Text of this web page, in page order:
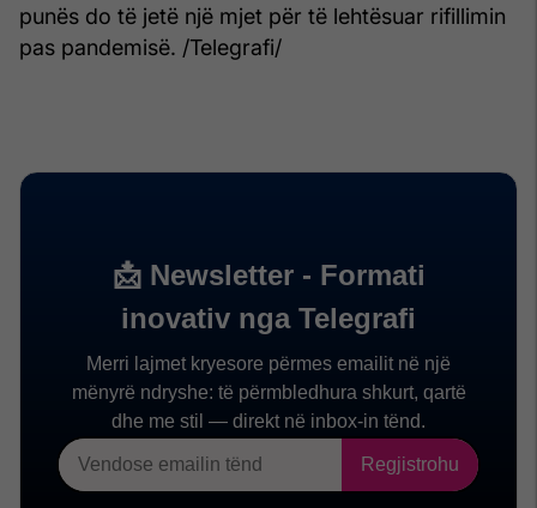
punës do të jetë një mjet për të lehtësuar rifillimin
pas pandemisë. /Telegrafi/